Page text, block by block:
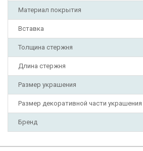
Материал покрытия
Вставка
Толщина стержня
Длина стержня
Размер украшения
Размер декоративной части украшения
Бренд